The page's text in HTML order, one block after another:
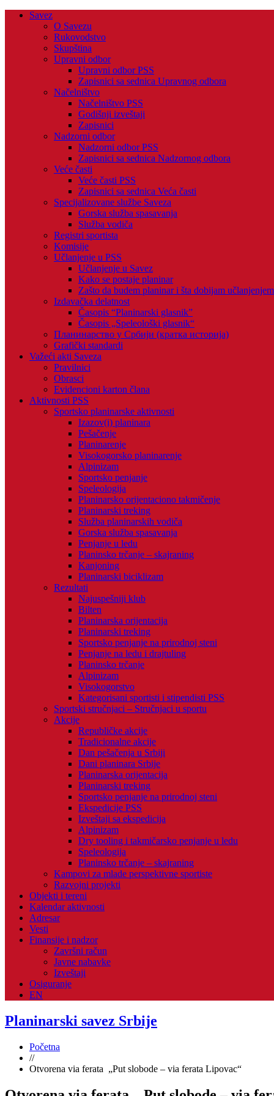
Savez
O Savezu
Rukovodstvo
Skupština
Upravni odbor
Upravni odbor PSS
Zapisnici sa sednica Upravnog odbora
Načelništvo
Načelništvo PSS
Godišnji izveštaji
Zapisnici
Nadzorni odbor
Nadzorni odbor PSS
Zapisnici sa sednica Nadzornog odbora
Veće časti
Veće časti PSS
Zapisnici sa sednica Veća časti
Specijalizovane službe Saveza
Gorska služba spasavanja
Služba vodiča
Registri sportista
Komisije
Učlanjenje u PSS
Učlanjenje u Savez
Kako se postaje planinar
Zašto da budem planinar i šta dobijam
Izdavačka delatnost
Časopis “Planinarski glasnik”
Časopis „Speleološki glasnik“
Планинарство у Србији (кратка историја)
Grafički standardi
Važeći akti Saveza
Pravilnici
Obrasci
Evidencioni karton člana
Aktivnosti PSS
Sportsko planinarske aktivnosti
Izazov(i) planinara
Pešačenje
Planinarenje
Visokogorsko planinarenje
Alpinizam
Sportsko penjanje
Speleologija
Planinarsko orijentaciono takmičenje
Planinarski treking
Služba planinarskih vodiča
Gorska služba spasavanja
Penjanje u ledu
Planinsko trčanje – skajraning
Kanjoning
Planinarski biciklizam
Rezultati
Najuspešniji klub
Bilten
Planinarska orijentacija
Planinarski treking
Sportsko penjanje na prirodnoj steni
Penjanje na ledu i drajtuling
Planinsko trčanje
Alpinizam
Visokogorstvo
Kategorisani sportisti i stipendisti PSS
Sportski stručnjaci – Stručnjaci u sportu
Akcije
Republičke akcije
Tradicionalne akcije
Dan pešačenja u Srbiji
Dani planinara Srbije
Planinarska orijentacija
Planinarski treking
Sportsko penjanje na prirodnoj steni
Ekspedicije PSS
Izveštaji sa ekspedicija
Alpinizam
Dry tooling i takmičarsko penjanje u ledu
Speleologija
Planinsko trčanje – skajraning
Kampovi za mlade perspektivne sportiste
Razvojni projekti
Objekti i tereni
Kalendar aktivnosti
Adresar
Vesti
Finansije i nadzor
Završni račun
Javne nabavke
Izveštaji
Osiguranje
EN
Planinarski savez Srbije
Početna
//
Otvorena via ferata „Put slobode – via ferata Lipovac“